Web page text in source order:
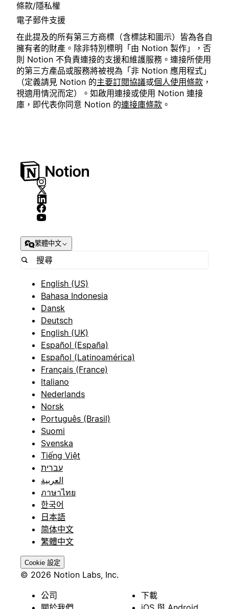
條款/隱私權
電子郵件支援
在此提及的所有第三方商標（含標誌和圖示）皆為各自
擁有者的財產。除非特別標明「由 Notion 製作」，否
則 Notion 不負責連接的支援和維護服務。連接所使用
的第三方產品或服務將被視為「非 Notion 應用程式」
（定義請見 Notion 的主要訂閱協議或個人使用條款 ，
視適用情況而定）。如啟用連接或使用 Notion 連接
庫，即代表你同意 Notion 的連接庫條款 。
繁體中文
English (US)
Bahasa Indonesia
Dansk
Deutsch
English (UK)
Español (España)
Español (Latinoamérica)
Français (France)
Italiano
Nederlands
Norsk
Português (Brasil)
Suomi
Svenska
Tiếng Việt
עברית
العربية
ภาษาไทย
한국어
日本語
简体中文
繁體中文
Cookie 設定
© 2026 Notion Labs, Inc.
公司
下載